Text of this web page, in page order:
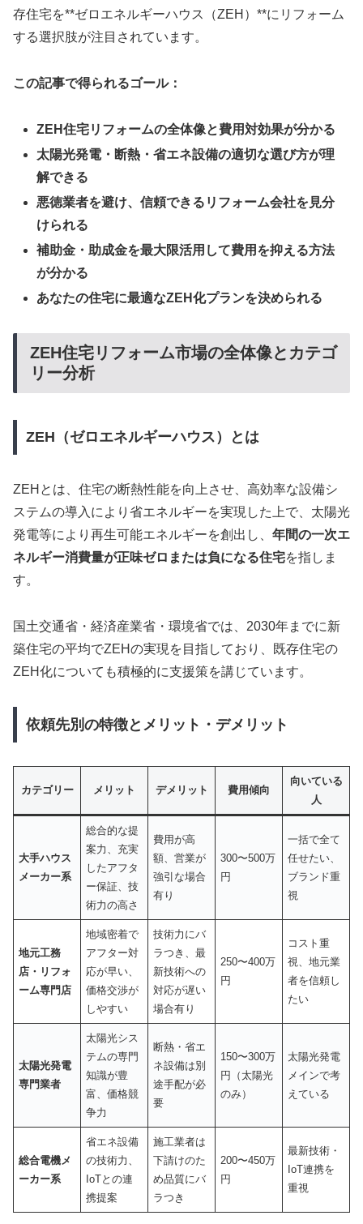
存住宅を**ゼロエネルギーハウス（ZEH）**にリフォーム
する選択肢が注目されています。
この記事で得られるゴール：
ZEH住宅リフォームの全体像と費用対効果が分かる
太陽光発電・断熱・省エネ設備の適切な選び方が理
解できる
悪徳業者を避け、信頼できるリフォーム会社を見分
けられる
補助金・助成金を最大限活用して費用を抑える方法
が分かる
あなたの住宅に最適なZEH化プランを決められる
ZEH住宅リフォーム市場の全体像とカテゴ
リー分析
ZEH（ゼロエネルギーハウス）とは
ZEHとは、住宅の断熱性能を向上させ、高効率な設備シ
ステムの導入により省エネルギーを実現した上で、太陽光
発電等により再生可能エネルギーを創出し、 年間の一次エ
ネルギー消費量が正味ゼロまたは負になる住宅を指しま
す。
国土交通省・経済産業省・環境省では、2030年までに新
築住宅の平均でZEHの実現を目指しており、既存住宅の
ZEH化についても積極的に支援策を講じています。
依頼先別の特徴とメリット・デメリット
カテゴリー メリット デメリット 費用傾向
向いている
人
大手ハウス
メーカー系
総合的な提
案力、充実
したアフタ
ー保証、技
術力の高さ
費用が高
額、営業が
強引な場合
有り
300〜500万
円
一括で全て
任せたい、
ブランド重
視
地元工務
店・リフォ
ーム専門店
地域密着で
アフター対
応が早い、
価格交渉が
しやすい
技術力にバ
ラつき、最
新技術への
対応が遅い
場合有り
250〜400万
円
コスト重
視、地元業
者を信頼し
たい
太陽光発電
専門業者
太陽光シス
テムの専門
知識が豊
富、価格競
争力
断熱・省エ
ネ設備は別
途手配が必
要
150〜300万
円（太陽光
のみ）
太陽光発電
メインで考
えている
総合電機メ
ーカー系
省エネ設備
の技術力、
IoTとの連
携提案
施工業者は
下請けのた
め品質にバ
ラつき
200〜450万
円
最新技術・
IoT連携を
重視